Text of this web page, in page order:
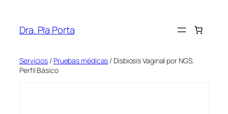
contenido
Dra. Pla Porta
Servicios / Pruebas médicas / Disbiosis Vaginal por NGS.
Perfil Básico